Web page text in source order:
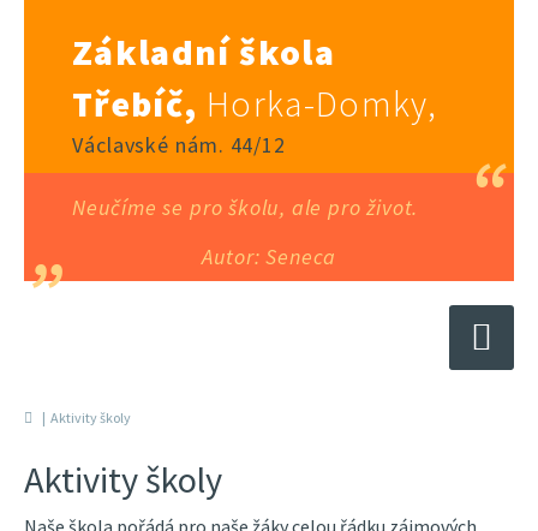
Základní škola
Třebíč, Horka-Domky,
Václavské nám. 44/12
Neučíme se pro školu, ale pro život.
Autor: Seneca
Aktivity školy
Aktivity školy
Naše škola pořádá pro naše žáky celou řádku zájmových